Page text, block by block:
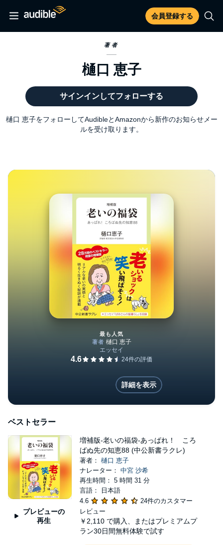
会員登録する
著者
樋口 恵子
サインインしてフォローする
樋口 恵子をフォローしてAudibleとAmazonから新作のお知らせメー
ルを受け取ります。
増補版-老いの福袋-あっぱれ
最も人気
詳細を表示
ベストセラー
プレビューの
再生
増補版-老いの福袋-あっぱれ！ ころ
ばぬ先の知恵88 (中公新書ラクレ)
著者： 樋口 恵子
ナレーター： 中宮 沙希
再生時間： 5 時間 31 分
言語： 日本語
4.6
24件のカスタマー
レビュー
￥2,110 で購入、またはプレミアムプ
ラン30日間無料体験で試す